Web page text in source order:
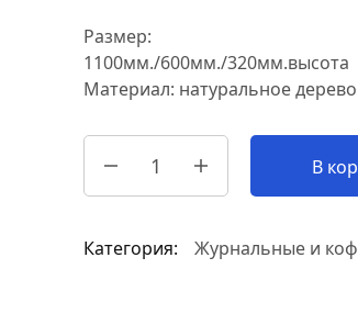
Размер:
1100мм./600мм./320мм.высота
Материал: натуральное
В
Категория: Журнальные и